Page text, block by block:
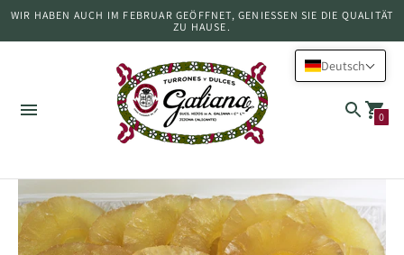
WIR HABEN AUCH IM FEBRUAR GEÖFFNET, GENIESSEN SIE DIE QUALITÄT Z
U HAUSE.
0
Deutsch